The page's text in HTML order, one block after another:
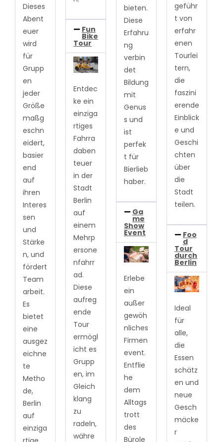
Dieses
Abent
euer
wird
für
Grupp
en
jeder
Größe
maßg
eschn
eidert,
basier
end
auf
ihren
Interes
sen
und
Stärke
n, und
fördert
Team
arbeit.
Es
bietet
eine
ausgez
eichne
te
Metho
de,
Berlin
auf
einziga
Fun
Bike
Tour
Entdec
ke ein
einziga
rtiges
Fahrra
daben
teuer
in der
Stadt
Berlin
auf
einem
Mehrp
ersone
nfahrr
ad.
Diese
aufreg
ende
Tour
ermögl
icht es
Grupp
en, im
Gleich
klang
zu
radeln,
währe
bieten.
Diese
Erfahru
ng
verbin
det
Bildung
mit
Genus
s und
ist
perfek
t für
Bierlieb
haber.
Ga
me
Show
Event
Erlebe
ein
außer
gewöh
nliches
Firmen
event.
Entflie
he
dem
Alltags
trott
des
Bürole
geführ
t von
erfahr
enen
Tourlei
tern,
die
faszini
erende
Einblick
e und
Geschi
chten
über
die
Stadt
teilen.
Foo
d
Tour
durch
Berlin
Ideal
für
alle,
die
Essen
schätz
en und
neue
Gesch
mäcke
r